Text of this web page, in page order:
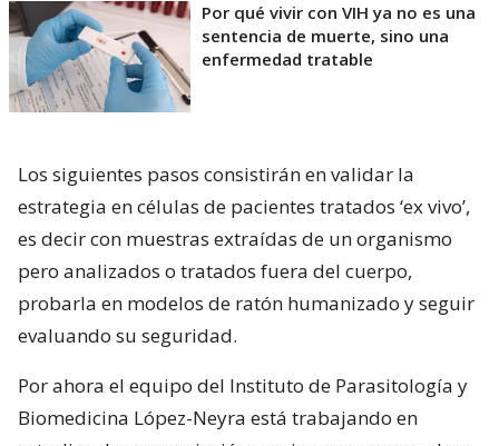
Por qué vivir con VIH ya no es una
sentencia de muerte, sino una
enfermedad tratable
Los siguientes pasos consistirán en validar la
estrategia en células de pacientes tratados ‘ex vivo’,
es decir con muestras extraídas de un organismo
pero analizados o tratados fuera del cuerpo,
probarla en modelos de ratón humanizado y seguir
evaluando su seguridad.
Por ahora el equipo del Instituto de Parasitología y
Biomedicina López-Neyra está trabajando en